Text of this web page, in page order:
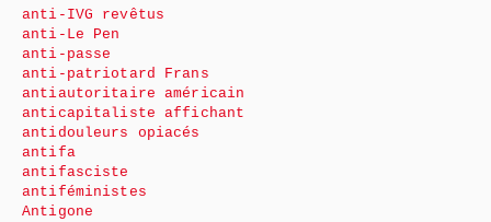
anti-IVG revêtus
anti-Le Pen
anti-passe
anti-patriotard Frans
antiautoritaire américain
anticapitaliste affichant
antidouleurs opiacés
antifa
antifasciste
antiféministes
Antigone